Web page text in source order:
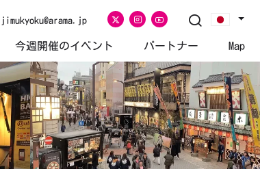
jimukyoku@arama.jp
今週開催のイベント パートナー Map